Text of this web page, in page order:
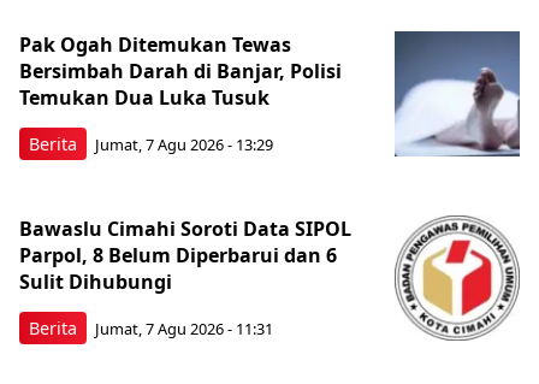
Berita
Pak Ogah Ditemukan Tewas
Bersimbah Darah di Banjar, Polisi
Temukan Dua Luka Tusuk
Jumat, 7 Agu 2026 - 13:29
Berita
Bawaslu Cimahi Soroti Data SIPOL
Parpol, 8 Belum Diperbarui dan 6
Sulit Dihubungi
Jumat, 7 Agu 2026 - 11:31